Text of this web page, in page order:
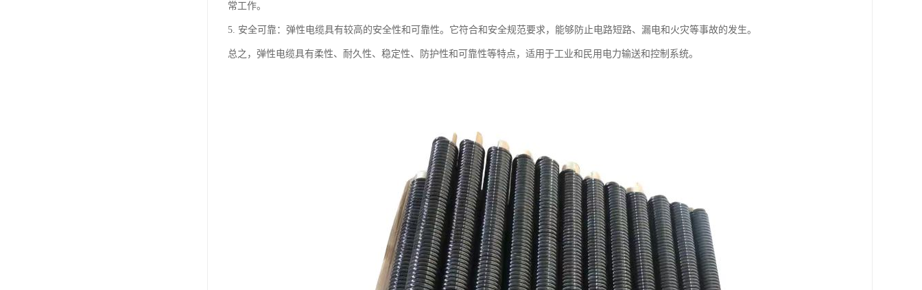
常工作。
5. 安全可靠：弹性电缆具有较高的安全性和可靠性。它符合和安全规范要求，能够防止电路短路、漏电和火灾等事故的发生。
总之，弹性电缆具有柔性、耐久性、稳定性、防护性和可靠性等特点，适用于工业和民用电力输送和控制系统。